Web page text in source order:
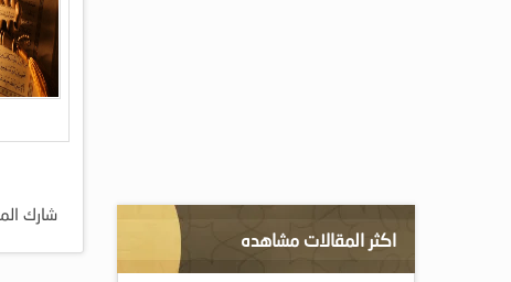
شارك
اكثر المقالات مشاهده